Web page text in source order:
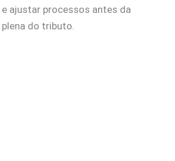
ajustar processos antes da
do tributo.